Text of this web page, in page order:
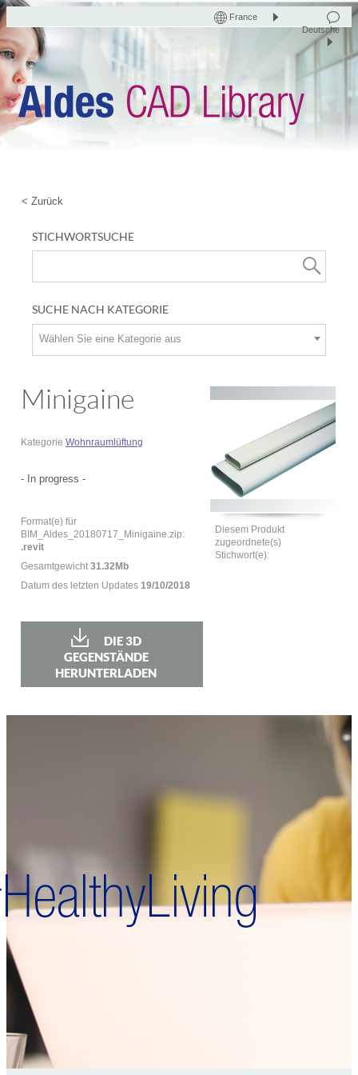
France
Deutsche
< Zurück
STICHWORTSUCHE
SUCHE NACH KATEGORIE
Wählen Sie eine Kategorie aus
Minigaine
Kategorie Wohnraumlüftung
- In progress -
Format(e) für
BIM_Aldes_20180717_Minigaine.zip:
.revit
Gesamtgewicht 31.32Mb
Datum des letzten Updates 19/10/2018
DIE 3D
GEGENSTÄNDE
HERUNTERLADEN
Diesem Produkt
zugeordnete(s)
Stichwort(e):